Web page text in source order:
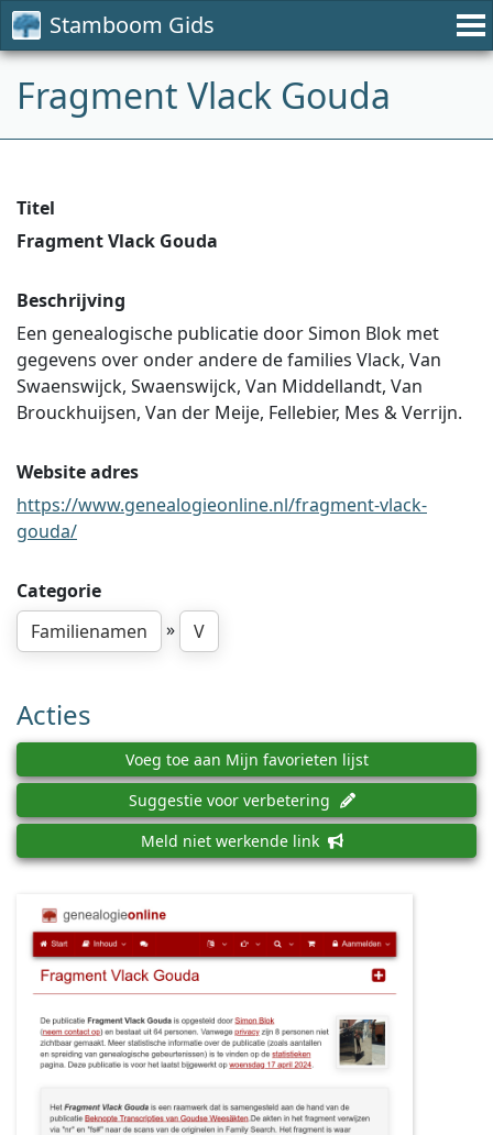
Stamboom Gids
Fragment Vlack Gouda
Titel
Fragment Vlack Gouda
Beschrijving
Een genealogische publicatie door Simon Blok met
gegevens over onder andere de families Vlack, Van
Swaenswijck, Swaenswijck, Van Middellandt, Van
Brouckhuijsen, Van der Meije, Fellebier, Mes & Verrijn.
Website adres
https://www.genealogieonline.nl/fragment-vlack-
gouda/
Categorie
Familienamen
» V
Acties
Voeg toe aan Mijn favorieten lijst
Suggestie voor verbetering
Meld niet werkende link